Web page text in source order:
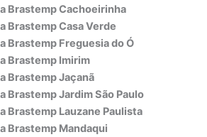
Brastemp Cachoeirinha
Brastemp Casa Verde
Brastemp Freguesia do Ó
Brastemp Imirim
Brastemp Jaçanã
Brastemp Jardim São Paulo
Brastemp Lauzane Paulista
Brastemp Mandaqui